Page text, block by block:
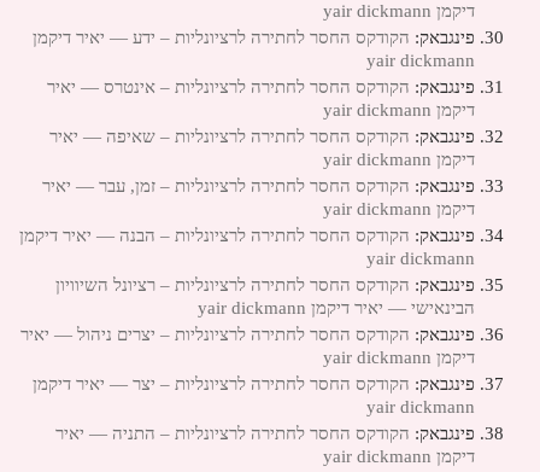
דיקמן yair dickmann
פינגבאק: הקודקס החסר לחתירה לרציונליות – ידע — יאיר דיקמן
yair dickmann
פינגבאק: הקודקס החסר לחתירה לרציונליות – אינטרס — יאיר
דיקמן yair dickmann
פינגבאק: הקודקס החסר לחתירה לרציונליות – שאיפה — יאיר
דיקמן yair dickmann
פינגבאק: הקודקס החסר לחתירה לרציונליות – זמן, עבר — יאיר
דיקמן yair dickmann
פינגבאק: הקודקס החסר לחתירה לרציונליות – הבנה — יאיר דיקמן
yair dickmann
פינגבאק: הקודקס החסר לחתירה לרציונליות – רציונל השיוויון
הבינאישי — יאיר דיקמן yair dickmann
פינגבאק: הקודקס החסר לחתירה לרציונליות – יצרים ניהול — יאיר
דיקמן yair dickmann
פינגבאק: הקודקס החסר לחתירה לרציונליות – יצר — יאיר דיקמן
yair dickmann
פינגבאק: הקודקס החסר לחתירה לרציונליות – התניה — יאיר
דיקמן yair dickmann